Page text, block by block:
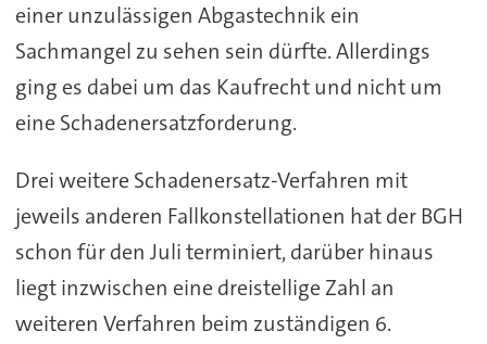
einer unzulässigen Abgastechnik ein
Sachmangel zu sehen sein dürfte. Allerdings
ging es dabei um das Kaufrecht und nicht um
eine Schadenersatzforderung.
Drei weitere Schadenersatz-Verfahren mit
jeweils anderen Fallkonstellationen hat der BGH
schon für den Juli terminiert, darüber hinaus
liegt inzwischen eine dreistellige Zahl an
weiteren Verfahren beim zuständigen 6.